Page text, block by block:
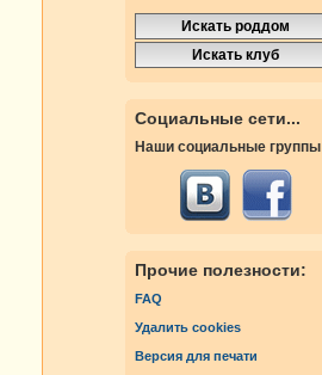
Социальные сети...
Наши социальные группы
Прочие полезности:
FAQ
Удалить cookies
Версия для печати